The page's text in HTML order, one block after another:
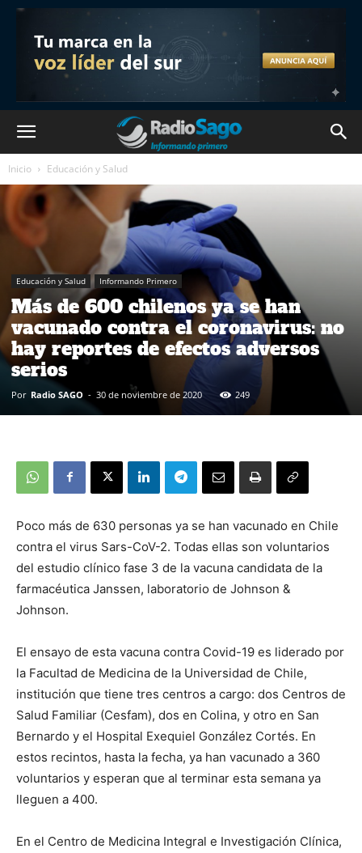
Inicio Educación y Salud
Educación y Salud Informando Primero
Más de 600 chilenos ya se han
vacunado contra el coronavirus: no
hay reportes de efectos adversos
serios
Por Radio SAGO - 30 de noviembre de 2020 249
Poco más de 630 personas ya se han vacunado en Chile
contra el virus Sars-CoV-2. Todas ellas son voluntarios
del estudio clínico fase 3 de la vacuna candidata de la
farmacéutica Janssen, laboratorio de Johnson &
Johnson.
El ensayo de esta vacuna contra Covid-19 es liderado por
la Facultad de Medicina de la Universidad de Chile,
institución que tiene tres centros a cargo: dos Centros de
Salud Familiar (Cesfam), dos en Colina, y otro en San
Bernardo y el Hospital Exequiel González Cortés. En
estos recintos, hasta la fecha, ya han vacunado a 360
voluntarios y esperan que al terminar esta semana ya
lleguen a 400.
En el Centro de Medicina Integral e Investigación Clínica,